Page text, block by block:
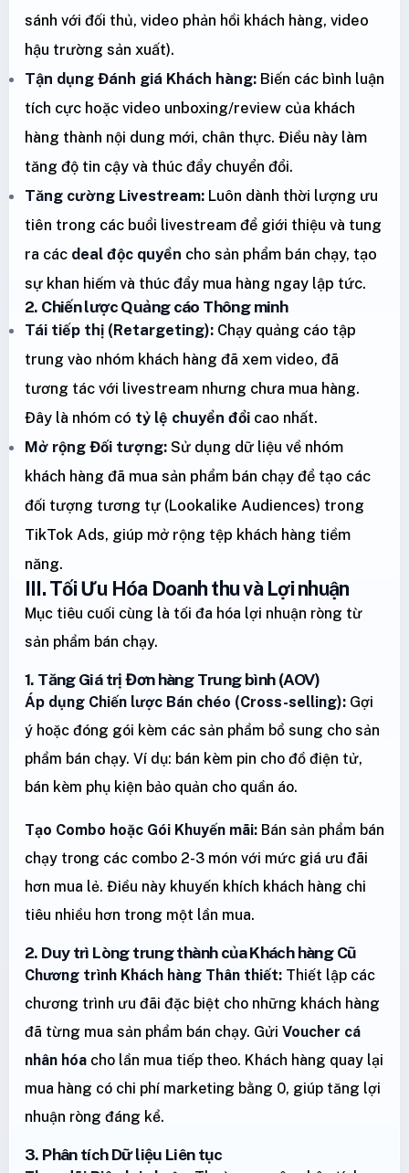
sánh với đối thủ, video phản hồi khách hàng, video
hậu trường sản xuất).
Tận dụng Đánh giá Khách hàng: Biến các bình luận
tích cực hoặc video unboxing/review của khách
hàng thành nội dung mới, chân thực. Điều này làm
tăng độ tin cậy và thúc đẩy chuyển đổi.
Tăng cường Livestream: Luôn dành thời lượng ưu
tiên trong các buổi livestream để giới thiệu và tung
ra các deal độc quyền cho sản phẩm bán chạy, tạo
sự khan hiếm và thúc đẩy mua hàng ngay lập tức.
2. Chiến lược Quảng cáo Thông minh
Tái tiếp thị (Retargeting): Chạy quảng cáo tập
trung vào nhóm khách hàng đã xem video, đã
tương tác với livestream nhưng chưa mua hàng.
Đây là nhóm có tỷ lệ chuyển đổi cao nhất.
Mở rộng Đối tượng: Sử dụng dữ liệu về nhóm
khách hàng đã mua sản phẩm bán chạy để tạo các
đối tượng tương tự (Lookalike Audiences) trong
TikTok Ads, giúp mở rộng tệp khách hàng tiềm
năng.
III. Tối Ưu Hóa Doanh thu và Lợi nhuận
Mục tiêu cuối cùng là tối đa hóa lợi nhuận ròng từ
sản phẩm bán chạy.
1. Tăng Giá trị Đơn hàng Trung bình (AOV)
Áp dụng Chiến lược Bán chéo (Cross-selling): Gợi
ý hoặc đóng gói kèm các sản phẩm bổ sung cho sản
phẩm bán chạy. Ví dụ: bán kèm pin cho đồ điện tử,
bán kèm phụ kiện bảo quản cho quần áo.
Tạo Combo hoặc Gói Khuyến mãi: Bán sản phẩm bán
chạy trong các combo 2-3 món với mức giá ưu đãi
hơn mua lẻ. Điều này khuyến khích khách hàng chi
tiêu nhiều hơn trong một lần mua.
2. Duy trì Lòng trung thành của Khách hàng Cũ
Chương trình Khách hàng Thân thiết: Thiết lập các
chương trình ưu đãi đặc biệt cho những khách hàng
đã từng mua sản phẩm bán chạy. Gửi Voucher cá
nhân hóa cho lần mua tiếp theo. Khách hàng quay lại
mua hàng có chi phí marketing bằng 0, giúp tăng lợi
nhuận ròng đáng kể.
3. Phân tích Dữ liệu Liên tục